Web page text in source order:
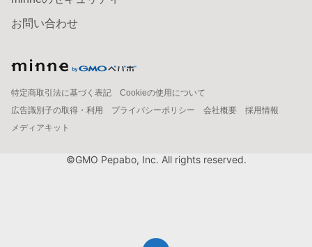
お問い合わせ
特定商取引法に基づく表記
Cookieの使用について
広告識別子の取得・利用
プライバシーポリシー 会社概要
採用情報
メディアキット
©GMO Pepabo, Inc. All rights reserved.